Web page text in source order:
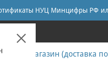
НУЦ Минцифры РФ
магазин (доставка